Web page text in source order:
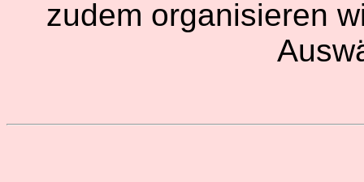
zudem organisieren